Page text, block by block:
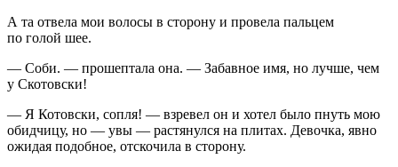
А та отвела мои волосы в сторону и провела пальцем
по голой шее.
— Соби. — прошептала она. — Забавное имя, но лучше, чем
у Скотовски!
— Я Котовски, сопля! — взревел он и хотел было пнуть мою
обидчицу, но — увы — растянулся на плитах. Девочка, явно
ожидая подобное, отскочила в сторону.